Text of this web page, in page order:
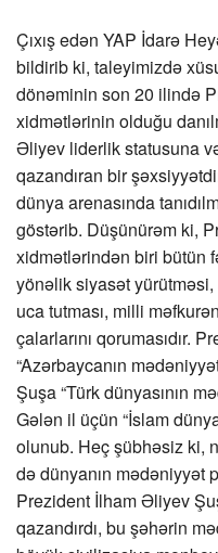
Çıxış edən YAP İdarə
bildirib ki, taleyimizdə
dönəminin son 20 ilində
xidmətlərinin olduğu
Əliyev liderlik statusuna
qazandıran bir
dünya arenasında
göstərib. Düşünürəm ki,
xidmətlərindən biri bütün
yönəlik siyasət yürütməsi,
uca tutması, milli
çalarlarını qorumasıdır.
“Azərbaycanın
Şuşa “Türk dünyasının
Gələn il üçün “İslam
olunub. Heç şübhəsiz ki,
də dünyanın mədəniyyət
Prezident İlham Əliyev
qazandırdı, bu şəhərin